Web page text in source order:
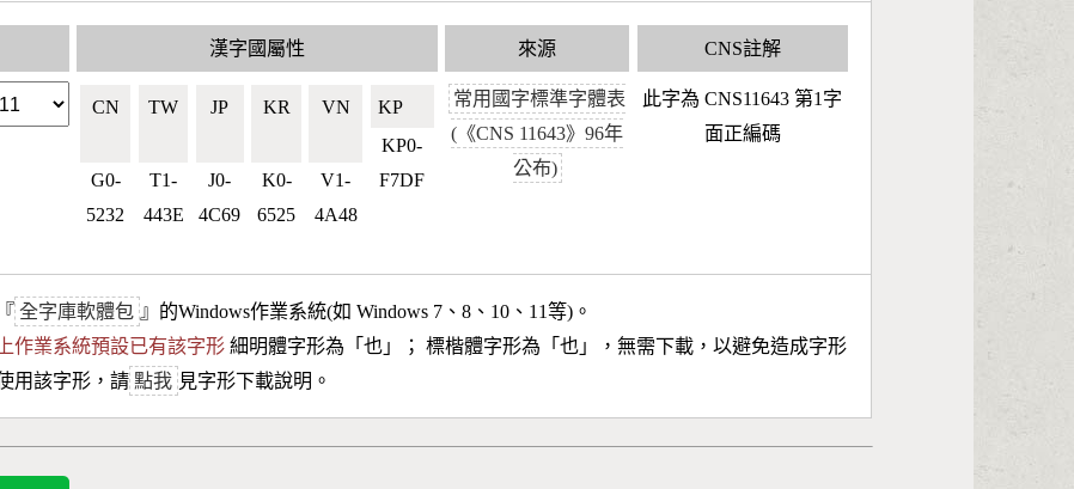
漢字國屬性
CN
G0-
5232
TW
T1-
443E
JP
J0-
4C69
KR
K0-
6525
VN
V1-
4A48
KP🇰🇵
KP0-
F7DF
來源
常用國字標準字體表
(《CNS 11643》96年
公布)
CNS註解
此字為 CNS11643 第1字
面正編碼
全字庫軟體包 』的Windows作業系統(如 Windows 7、8、10、11等)。
作業系統預設已有該字形 細明體字形為「也 」； 標楷體字形為「也 」，無需下載，以避免造成字形
用該字形，請 點我 見字形下載說明。